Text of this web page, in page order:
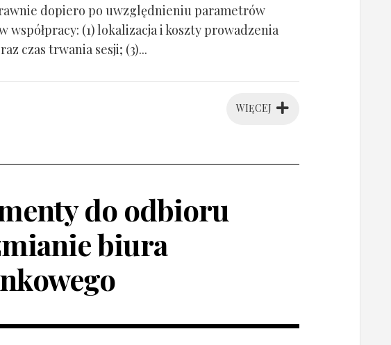
dopiero po uwzględnieniu parametrów
współpracy: (1) lokalizacja i koszty prowadzenia
czas trwania sesji; (3)...
WIĘCEJ
do odbioru
biura